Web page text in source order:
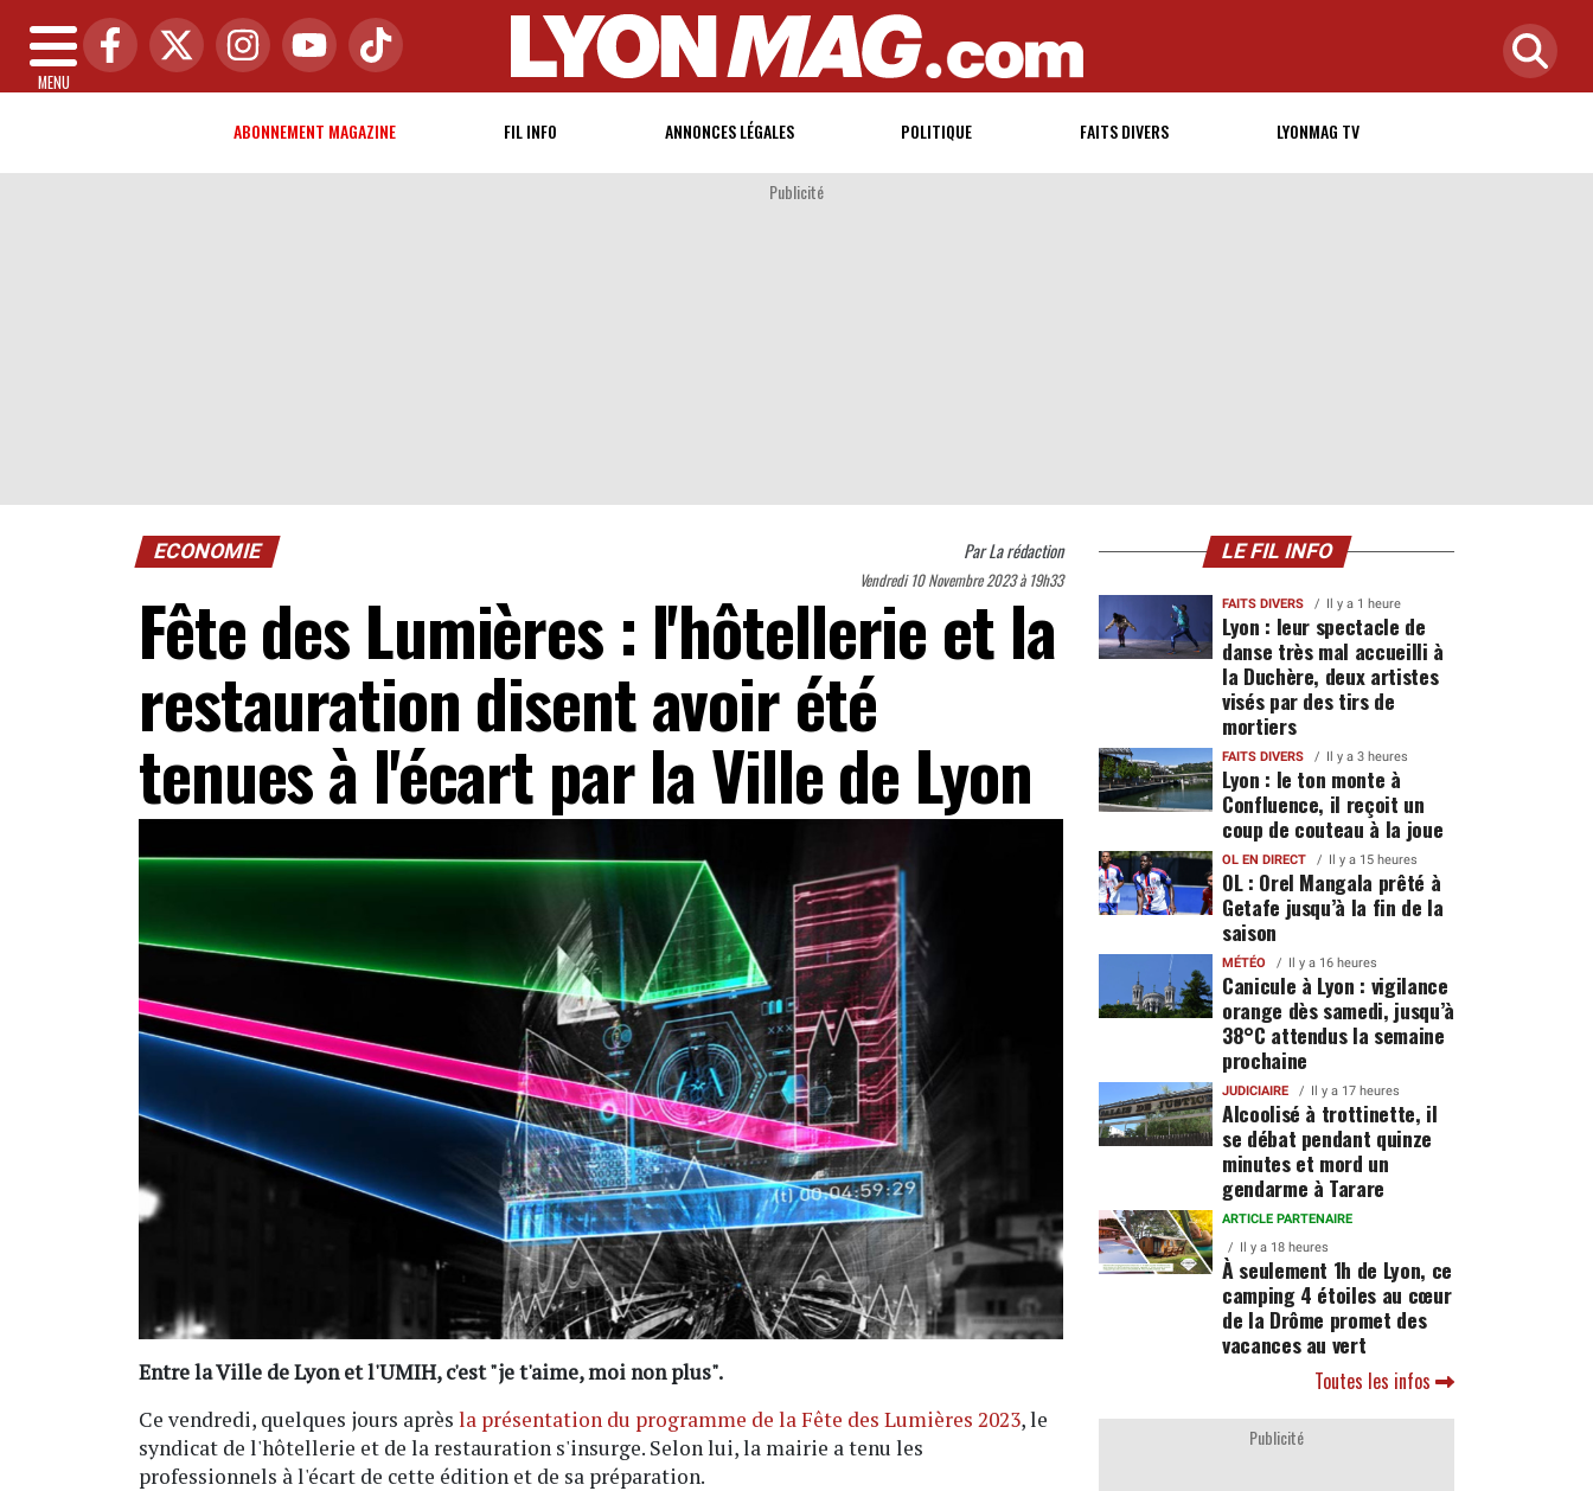
MENU
ABONNEMENT MAGAZINE FIL INFO ANNONCES LÉGALES POLITIQUE FAITS DIVERS LYONMAG TV
Publicité
ECONOMIE ParLa rédaction
Vendredi 10 Novembre 2023 à 19h33
Fête des Lumières : l'hôtellerie et la
restauration disent avoir été
tenues à l'écart par la Ville de Lyon
Entre la Ville de Lyon et l'UMIH, c'est "je t'aime, moi non plus".
Ce vendredi, quelques jours après la présentation du programme de la Fête des Lumières 2023, le
syndicat de l'hôtellerie et de la restauration s'insurge. Selon lui, la mairie a tenu les
professionnels à l'écart de cette édition et de sa préparation.
LE FIL INFO
FAITS DIVERS Il y a 1 heure
Lyon : leur spectacle de
danse très mal accueilli à
la Duchère, deux artistes
visés par des tirs de
mortiers
FAITS DIVERS Il y a 3 heures
Lyon : le ton monte à
Confluence, il reçoit un
coup de couteau à la joue
OL EN DIRECT Il y a 15 heures
OL : Orel Mangala prêté à
Getafe jusqu’à la fin de la
saison
MÉTÉO Il y a 16 heures
Canicule à Lyon : vigilance
orange dès samedi, jusqu’à
38°C attendus la semaine
prochaine
JUDICIAIRE Il y a 17 heures
Alcoolisé à trottinette, il
se débat pendant quinze
minutes et mord un
gendarme à Tarare
ARTICLE PARTENAIRE
Il y a 18 heures
À seulement 1h de Lyon, ce
camping 4 étoiles au cœur
de la Drôme promet des
vacances au vert
Toutes les infos
Publicité